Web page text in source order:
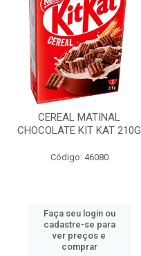
CEREAL MATINAL
CHOCOLATE KIT KAT 210G
Código: 46080
Faça seu login ou
cadastre-se para
ver preços e
comprar